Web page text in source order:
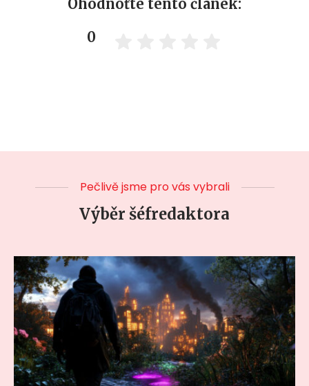
Ohodnoťte tento článek:
0
Pečlivě jsme pro vás vybrali
Výběr šéfredaktora